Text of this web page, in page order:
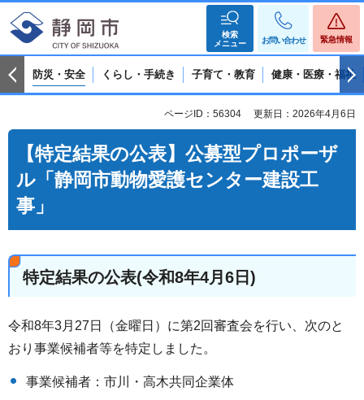
検索
メニュー
お問い合わせ 緊急情報
防災・安全 くらし・手続き 子育て・教育 健康・医療・福祉
ページID：56304 更新日：2026年4月6日
【特定結果の公表】公募型プロポーザ
ル「静岡市動物愛護センター建設工
事」
特定結果の公表(令和8年4月6日)
令和8年3月27日（金曜日）に第2回審査会を行い、次のと
おり事業候補者等を特定しました。
事業候補者：市川・高木共同企業体